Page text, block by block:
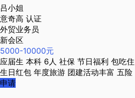
吕小姐
意奇高 认证
外贸业务员
新会区
5000-10000元
应届生 本科 6人 社保 节日福利 包吃住
生日红包 年度旅游 团建活动丰富 五险
申请